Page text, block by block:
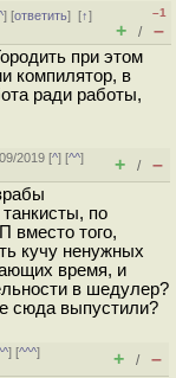
] [ответить][↑]
–1
+ / –
при этом
компилятор, в
ради работы,
2019 [^] [^^]
+ / –
по
вместо того,
кучу ненужных
время, и
в шедулер?
сюда выпустили?
] [^^^]
+ / –